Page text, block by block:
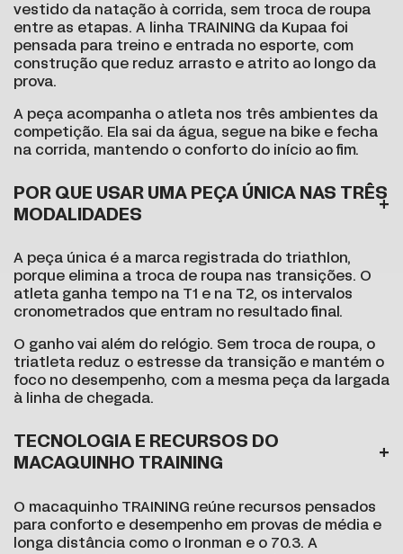
vestido da natação à corrida, sem troca de roupa
entre as etapas. A linha TRAINING da Kupaa foi
pensada para treino e entrada no esporte, com
construção que reduz arrasto e atrito ao longo da
prova.
A peça acompanha o atleta nos três ambientes da
competição. Ela sai da água, segue na bike e fecha
na corrida, mantendo o conforto do início ao fim.
POR QUE USAR UMA PEÇA ÚNICA NAS TRÊS
MODALIDADES
A peça única é a marca registrada do triathlon,
porque elimina a troca de roupa nas transições. O
atleta ganha tempo na T1 e na T2, os intervalos
cronometrados que entram no resultado final.
O ganho vai além do relógio. Sem troca de roupa, o
triatleta reduz o estresse da transição e mantém o
foco no desempenho, com a mesma peça da largada
à linha de chegada.
TECNOLOGIA E RECURSOS DO
MACAQUINHO TRAINING
O macaquinho TRAINING reúne recursos pensados
para conforto e desempenho em provas de média e
longa distância como o Ironman e o 70.3. A